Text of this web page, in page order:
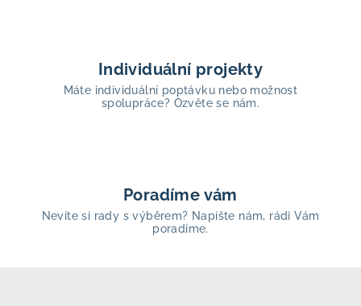
Individuální projekty
Máte individuální poptávku nebo možnost
spolupráce? Ozvěte se nám.
Poradíme vám
Nevíte si rady s výběrem? Napište nám, rádi Vám
poradíme.